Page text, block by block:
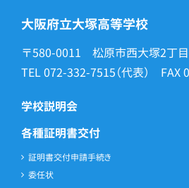
大阪府立大塚高等学校
〒580-0011 松原市西大塚2丁
TEL072-332-7515（代表） FAX
学校説明会
各種証明書交付
証明書交付申請手続き
委任状